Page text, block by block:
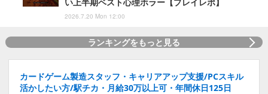
2026.7.20 Mon 12:00
ランキングをもっと見る
カードゲーム製造スタッフ・キャリアアップ支援/PCスキル
活かしたい方/駅チカ・月給30万以上可・年間休日125日